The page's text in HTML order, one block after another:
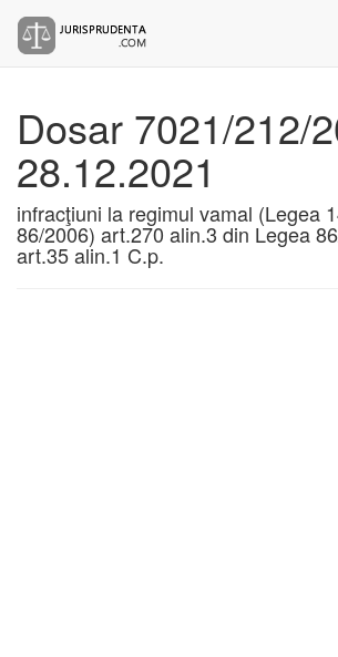
Dosar 7021/212/
28.12.2021
infracţiuni la regimul vamal (Legea
86/2006) art.270 alin.3 din Legea
art.35 alin.1 C.p.